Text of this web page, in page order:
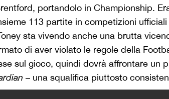
portandolo in Championship.
113 partite in competizioni
sta vivendo anche una brutta
di aver violato le regole della
sul gioco, quindi dovrà affrontare un
– una squalifica piuttosto